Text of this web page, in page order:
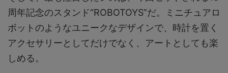
周年記念のスタンド“ROBOTOYS”だ。ミニチュアロ
ボットのようなユニークなデザインで、時計を置く
アクセサリーとしてだけでなく、アートとしても楽
しめる。